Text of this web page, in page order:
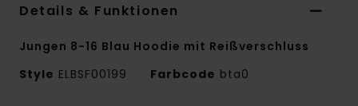
Details & Funktionen
Jungen 8-16 Blau Hoodie mit Reißverschluss
Style ELBSF00199 Farbcode bta0